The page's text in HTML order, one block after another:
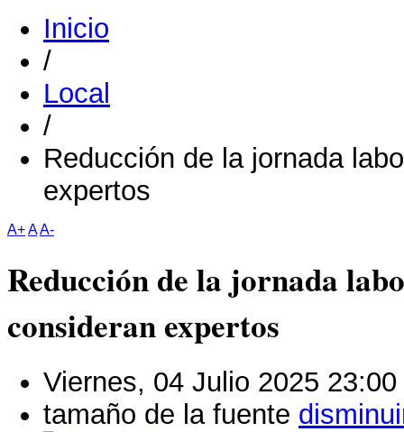
Inicio
/
Local
/
Reducción de la jornada
expertos
A+AA-
Reducción de la jornada
consideran expertos
Viernes, 04 Julio 2025 23:00
tamaño de la fuente